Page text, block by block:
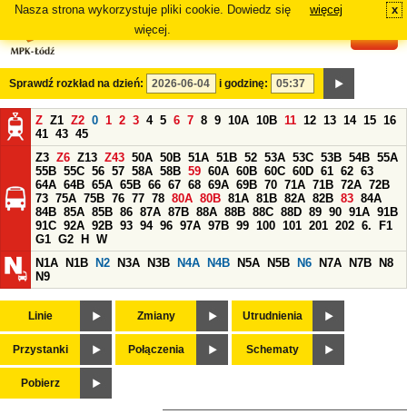
Nasza strona wykorzystuje pliki cookie. Dowiedz się
więcej.
więcej x
Sprawdź rozkład na dzień: i godzinę:
Z Z1 Z2 0 1 2 3 4 5 6 7 8 9 10A 10B 11 12 13 14 15 16
41 43 45
Z3 Z6 Z13 Z43 50A 50B 51A 51B 52 53A 53C 53B 54B 55A
55B 55C 56 57 58A 58B 59 60A 60B 60C 60D 61 62 63
64A 64B 65A 65B 66 67 68 69A 69B 70 71A 71B 72A 72B
73 75A 75B 76 77 78 80A 80B 81A 81B 82A 82B 83 84A
84B 85A 85B 86 87A 87B 88A 88B 88C 88D 89 90 91A 91B
91C 92A 92B 93 94 96 97A 97B 99 100 101 201 202 6.
F1
G1 G2 H
W
N1A
N1B N2 N3A N3B N4A N4B N5A N5B N6 N7A N7B
N8
N9
Linie Zmiany Utrudnienia
Przystanki Połączenia Schematy
Pobierz